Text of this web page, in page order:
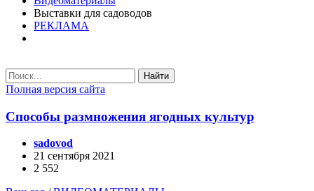
Выставки для садоводов
РЕКЛАМА
Найти
Полная версия сайта
Способы размножения ягодных культур
sadovod
21 сентября 2021
2 552